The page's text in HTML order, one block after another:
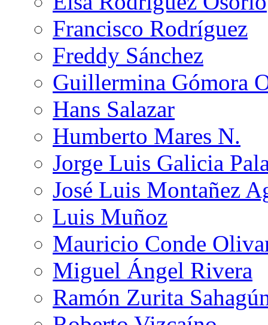
Francisco Rodríguez
Freddy Sánchez
Guillermina Gómora
Hans Salazar
Humberto Mares N.
Jorge Luis Galicia
José Luis Montañez
Luis Muñoz
Mauricio Conde
Miguel Ángel Rivera
Ramón Zurita